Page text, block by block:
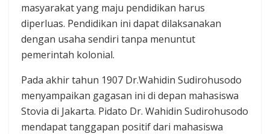
masyarakat yang maju pendidikan harus
diperluas. Pendidikan ini dapat dilaksanakan
dengan usaha sendiri tanpa menuntut
pemerintah kolonial.
Pada akhir tahun 1907 Dr.Wahidin Sudirohusodo
menyampaikan gagasan ini di depan mahasiswa
Stovia di Jakarta. Pidato Dr. Wahidin Sudirohusodo
mendapat tanggapan positif dari mahasiswa